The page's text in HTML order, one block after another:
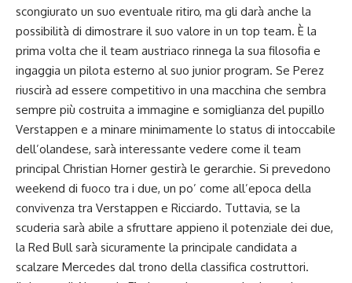
scongiurato un suo eventuale ritiro, ma gli darà anche la
possibilità di dimostrare il suo valore in un top team. È la
prima volta che il team austriaco rinnega la sua filosofia e
ingaggia un pilota esterno al suo junior program. Se Perez
riuscirà ad essere competitivo in una macchina che sembra
sempre più costruita a immagine e somiglianza del pupillo
Verstappen e a minare minimamente lo status di intoccabile
dell’olandese, sarà interessante vedere come il team
principal Christian Horner gestirà le gerarchie. Si prevedono
weekend di fuoco tra i due, un po’ come all’epoca della
convivenza tra Verstappen e Ricciardo. Tuttavia, se la
scuderia sarà abile a sfruttare appieno il potenziale dei due,
la Red Bull sarà sicuramente la principale candidata a
scalzare Mercedes dal trono della classifica costruttori.